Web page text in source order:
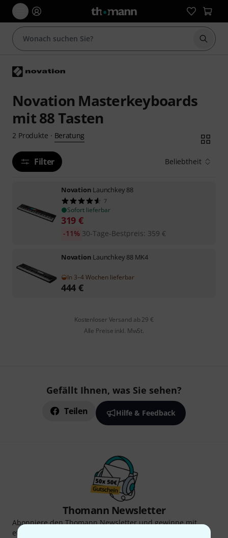
Suche
Novation Masterkeyboards
mit 88 Tasten
2 Produkte · Beratung
Filter Beliebtheit
Novation Launchkey 88
7
Sofort lieferbar
319 €
30-Tage-Bestpreis: 359 €
-11%
Novation Launchkey 88 MK4
In 3–4 Wochen lieferbar
444 €
Kostenloser Versand ab 29 €
Alle Preise inkl. MwSt.
Gefällt Ihnen, was Sie sehen?
Teilen Hilfe & Feedback
Thomann Newsletter
Abonniere den Thomann Newsletter und gewinne mit
etwas Glück einen von